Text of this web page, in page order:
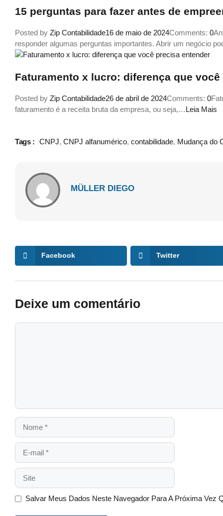
15 perguntas para fazer antes de
Posted by Zip Contabilidade16 de maio de 2024Comments: 0
responder algumas perguntas importantes. Abrir um negócio
Faturamento x lucro: diferença que
Posted by Zip Contabilidade26 de abril de 2024Comments: 0
faturamento é a receita bruta da empresa, ou seja,…Leia Mais
Tags : CNPJ, CNPJ alfanumérico, contabilidade, Mudança do
MÜLLER DIEGO
Facebook Twitter
Deixe um comentário
Salvar Meus Dados Neste Navegador Para A Próxima Vez